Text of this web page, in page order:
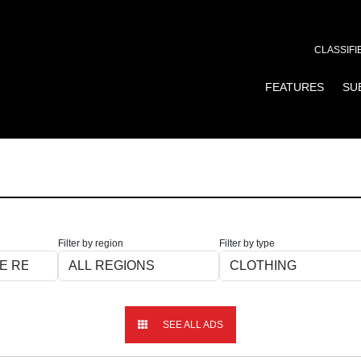
FEATURES
Filter by region Filter by type
SEE ALL ADS